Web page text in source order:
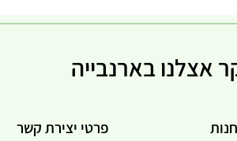
אצלנו בארנבייה
פרטי יצירת קשר